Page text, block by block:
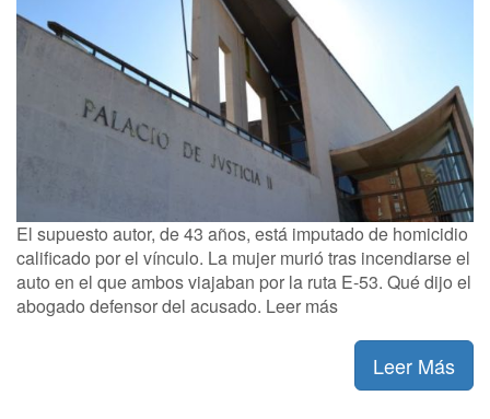
El supuesto autor, de 43 años, está imputado de homicidio
calificado por el vínculo. La mujer murió tras incendiarse el
auto en el que ambos viajaban por la ruta E-53. Qué dijo el
abogado defensor del acusado. Leer más
Leer Más